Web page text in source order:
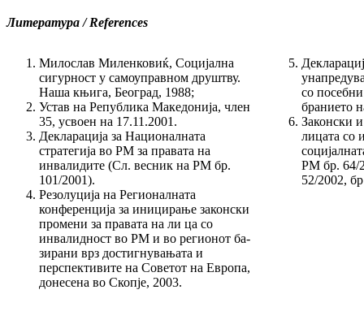
Литература/References
Милослав Миленковиќ, Социјална
сигурност у само­уп­рав­ном друштву.
Наша књига, Београд, 1988;
Устав на Република Македонија, член
35, усвоен на 17.11.2001.
Декларација за Националната
стратегија во РМ за правата на
инвалидите (Сл. весник на РМ бр.
101/2001).
Резолуција на Регионалната
конференција за иницирање законски
промени за правата на ли ца со
инвалидност во РМ и во регионот ба­
зи­ра­­ни врз достигнувањата и
перспективите на Советот на Европа,
донесена во Скопје, 2003.
со
бра­нието
Законски
лицата со
РМ бр. 64/
52/2002,